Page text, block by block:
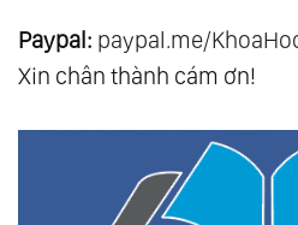
Paypal: paypal.me/
Xin chân thành cám ơn!